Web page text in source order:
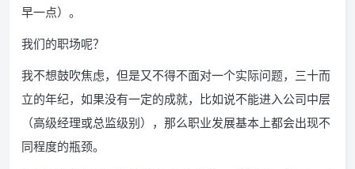
早一点）。
我们的职场呢？
我不想鼓吹焦虑，但是又不得不面对一个实际问题，三十而
立的年纪，如果没有一定的成就，比如说不能进入公司中层
（高级经理或总监级别），那么职业发展基本上都会出现不
同程度的瓶颈。